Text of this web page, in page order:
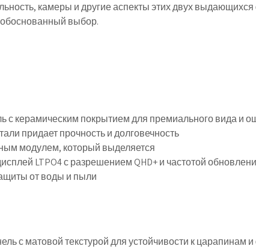
камеры и другие аспекты этих двух
выбор.
с керамическим покрытием для премиального вида и
придает прочность и долговечность
модулем, который выделяется
LTPO4 с разрешением QHD+ и частотой
от воды и пыли
с матовой текстурой для устойчивости к царапинам и